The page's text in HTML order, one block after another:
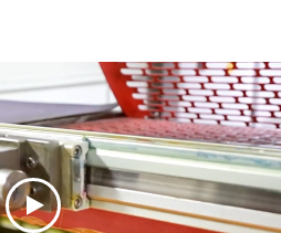
ماشین چاپ خودکار
شده با عملکرد
غرق حفظ حرارتی با